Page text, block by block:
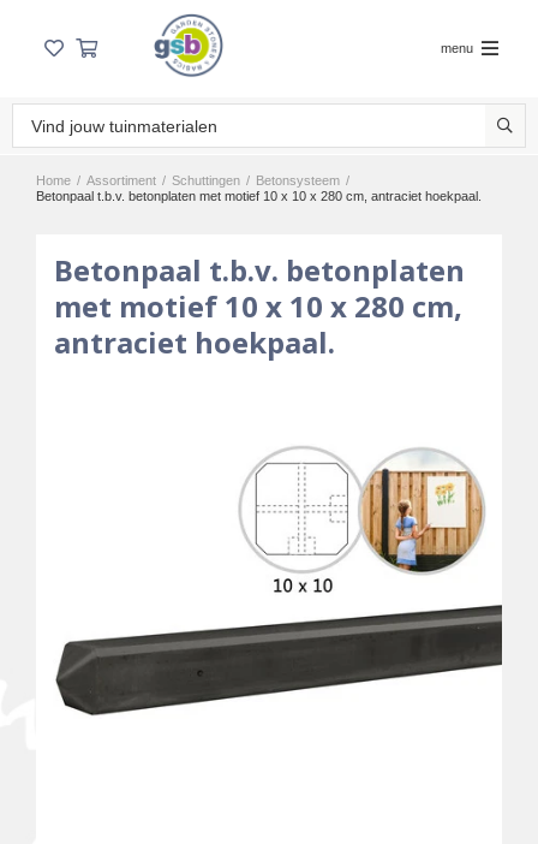
menu
Home / Assortiment / Schuttingen / Betonsysteem /
Betonpaal t.b.v. betonplaten met motief 10 x 10 x 280 cm, antraciet hoekpaal.
Betonpaal t.b.v. betonplaten
met motief 10 x 10 x 280 cm,
antraciet hoekpaal.